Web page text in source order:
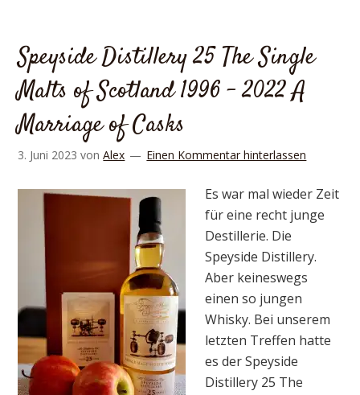
Speyside Distillery 25 The Single
Malts of Scotland 1996 – 2022 A
Marriage of Casks
3. Juni 2023 vonAlex Einen Kommentar hinterlassen
Es war mal wieder Zeit
für eine recht junge
Destillerie. Die
Speyside Distillery.
Aber keineswegs
einen so jungen
Whisky. Bei unserem
letzten Treffen hatte
es der Speyside
Distillery 25 The